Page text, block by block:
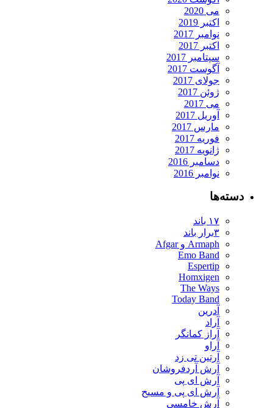
سپتامبر 2017
آگوست 2017
جولای 2017
مارس 2017
دسامبر 2016
Armaph و Afgar
Emo Band
Espertip
Homxigen
The Ways
Today Band
آراز کمانگر
آرتین تی زد
آرش آردفروشان
آرش ای پی
آرش ای پی و مسیح
آرش خامسی